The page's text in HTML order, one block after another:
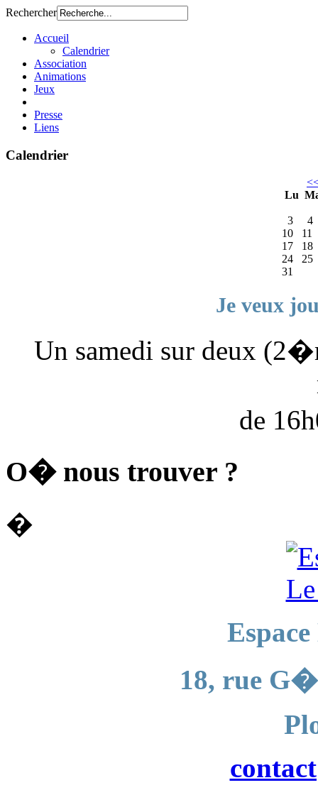
Rechercher
Accueil
Calendrier
Association
Animations
Jeux
Presse
Liens
Calendrier
Lu
3
4
10
11
17
18
24
25
31
Je veux
Un samedi sur deux
de
O� nous trouver ?
�
18, rue